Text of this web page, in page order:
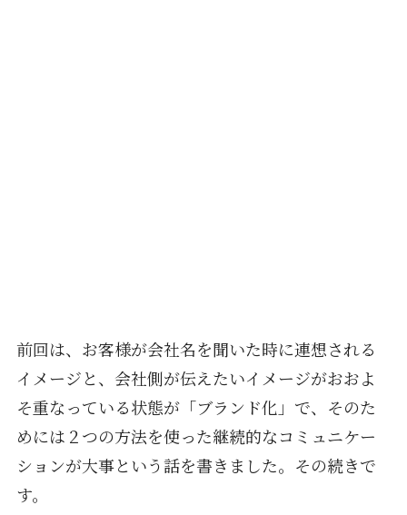
前回は、お客様が会社名を聞いた時に連想される
イメージと、会社側が伝えたいイメージがおおよ
そ重なっている状態が「ブランド化」で、そのた
めには２つの方法を使った継続的なコミュニケー
ションが大事という話を書きました。その続きで
す。